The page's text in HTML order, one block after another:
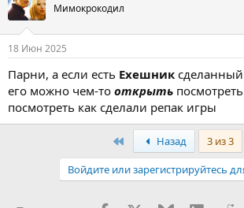
Мимокрокодил
18 Июн 2025
Парни, а если есть Ехешник
его можно чем-то открыть посмотреть
посмотреть как сделали репак игры
Назад
3 из 3
Войдите или зарегистрируйтесь